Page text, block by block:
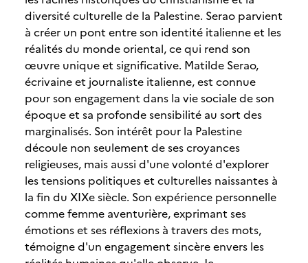
diversité culturelle de la Palestine. Serao parvient
à créer un pont entre son identité italienne et les
réalités du monde oriental, ce qui rend son
œuvre unique et significative. Matilde Serao,
écrivaine et journaliste italienne, est connue
pour son engagement dans la vie sociale de son
époque et sa profonde sensibilité au sort des
marginalisés. Son intérêt pour la Palestine
découle non seulement de ses croyances
religieuses, mais aussi d'une volonté d'explorer
les tensions politiques et culturelles naissantes à
la fin du XIXe siècle. Son expérience personnelle
comme femme aventurière, exprimant ses
émotions et ses réflexions à travers des mots,
témoigne d'un engagement sincère envers les